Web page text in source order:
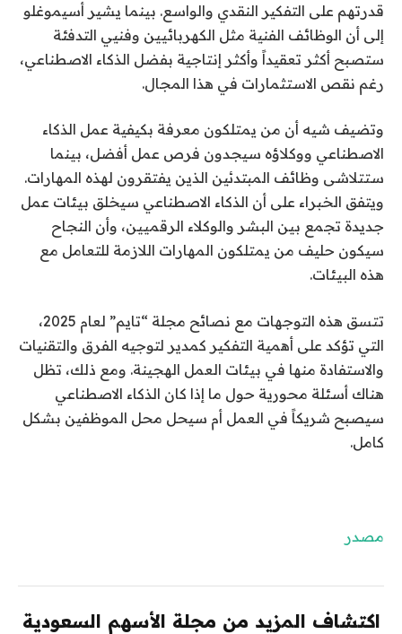
قدرتهم على التفكير النقدي والواسع. بينما يشير أسيموغلو
إلى أن الوظائف الفنية مثل الكهربائيين وفنيي التدفئة
ستصبح أكثر تعقيداً وأكثر إنتاجية بفضل الذكاء الاصطناعي،
رغم نقص الاستثمارات في هذا المجال.
وتضيف شيه أن من يمتلكون معرفة بكيفية عمل الذكاء
الاصطناعي ووكلاؤه سيجدون فرص عمل أفضل، بينما
ستتلاشى وظائف المبتدئين الذين يفتقرون لهذه المهارات.
ويتفق الخبراء على أن الذكاء الاصطناعي سيخلق بيئات عمل
جديدة تجمع بين البشر والوكلاء الرقميين، وأن النجاح
سيكون حليف من يمتلكون المهارات اللازمة للتعامل مع
هذه البيئات.
تتسق هذه التوجهات مع نصائح مجلة “تايم” لعام 2025،
التي تؤكد على أهمية التفكير كمدير لتوجيه الفرق والتقنيات
والاستفادة منها في بيئات العمل الهجينة. ومع ذلك، تظل
هناك أسئلة محورية حول ما إذا كان الذكاء الاصطناعي
سيصبح شريكاً في العمل أم سيحل محل الموظفين بشكل
كامل.
مصدر
اكتشاف المزيد من مجلة الأسهم السعودية